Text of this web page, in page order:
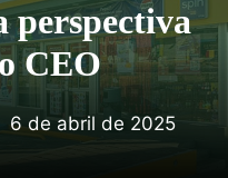
perspectiva
CEO
6 de abril de 2025